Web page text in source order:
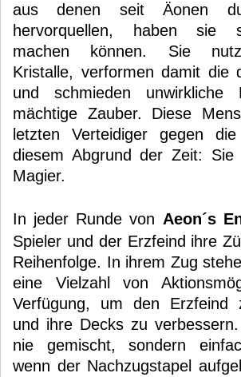
aus denen seit Äonen
hervorquellen, haben sie
machen können. Sie
Kristalle, verformen damit die
und schmieden unwirkliche
mächtige Zauber. Diese
letzten Verteidiger gegen
diesem Abgrund der Zeit:
Magier.
In jeder Runde von Aeon´s
Spieler und der Erzfeind ihre
Reihenfolge. In ihrem Zug
eine Vielzahl von
Verfügung, um den Erzfeind
und ihre Decks zu
nie gemischt, sondern
wenn der Nachzugstapel